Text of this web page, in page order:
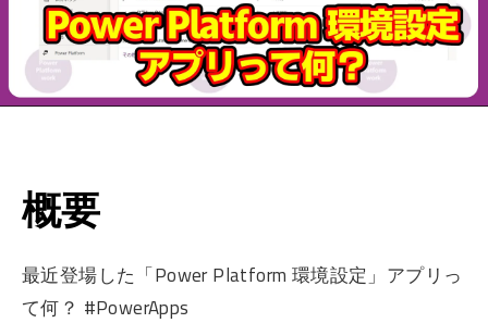
概要
最近登場した「Power Platform 環境設定」アプリっ
て何？ #PowerApps